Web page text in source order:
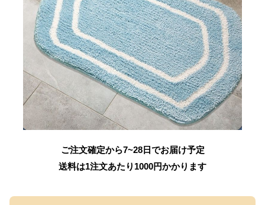
ご注文確定から7~28日でお届け予定
送料は1注文あたり 1000円かかります